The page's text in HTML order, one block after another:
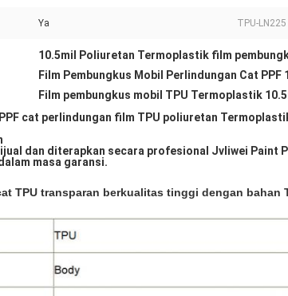
Ya TPU-LN225
10.5mil Poliuretan Termoplastik film
Film Pembungkus Mobil Perlindungan Cat PPF
Film pembungkus mobil TPU Termoplastik
cat perlindungan film TPU poliuretan
dan diterapkan secara profesional Jvliwei Paint
masa garansi.
TPU transparan berkualitas tinggi dengan bahan